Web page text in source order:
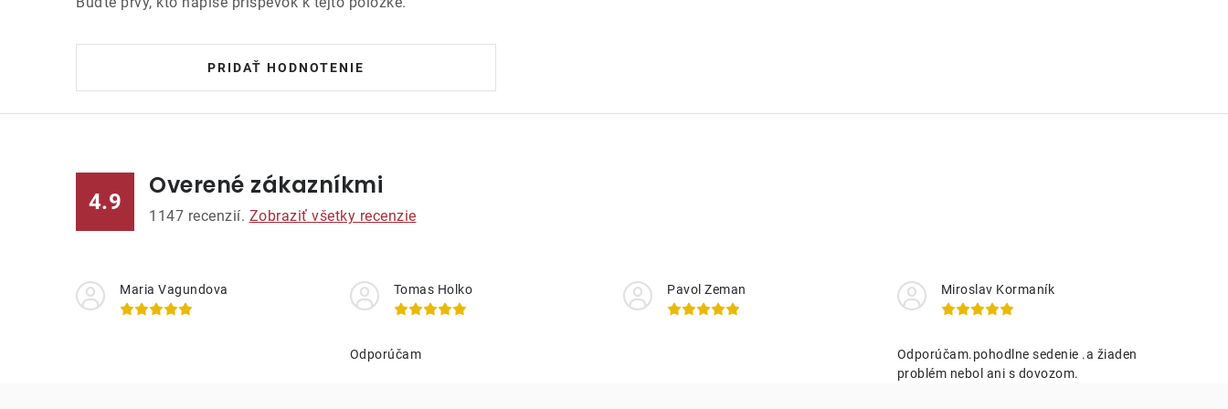
PRIDAŤ HODNOTENIE
4.9
Overené zákazníkmi
1147 recenzií. Zobraziť všetky recenzie
Maria Vagundova Tomas Holko
Odporúčam
Pavol Zeman Miroslav Kormaník
Odporúčam.pohodlne sedenie .a žiaden
problém nebol ani s dovozom.